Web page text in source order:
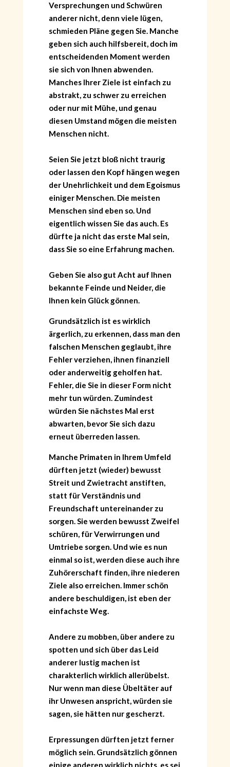
Versprechungen und Schwüren
anderer nicht, denn viele lügen,
schmieden Pläne gegen Sie. Manche
geben sich auch hilfsbereit, doch im
entscheidenden Moment werden
sie sich von Ihnen abwenden.
Manches Ihrer Ziele ist einfach zu
abstrakt, zu schwer zu erreichen
oder nur mit Mühe, und genau
diesen Umstand mögen die meisten
Menschen nicht.
Seien Sie jetzt bloß nicht traurig
oder lassen den Kopf hängen wegen
der Unehrlichkeit und dem Egoismus
einiger Menschen. Die meisten
Menschen sind eben so. Und
eigentlich wissen Sie das auch. Es
dürfte ja nicht das erste Mal sein,
dass Sie so eine Erfahrung machen.
Geben Sie also gut Acht auf Ihnen
bekannte Feinde und Neider, die
Ihnen kein Glück gönnen.
Grundsätzlich ist es wirklich
ärgerlich, zu erkennen, dass man den
falschen Menschen geglaubt, ihre
Fehler verziehen, ihnen finanziell
oder anderweitig geholfen hat.
Fehler, die Sie in dieser Form nicht
mehr tun würden. Zumindest
würden Sie nächstes Mal erst
abwarten, bevor Sie sich dazu
erneut überreden lassen.
Manche Primaten in Ihrem Umfeld
dürften jetzt (wieder) bewusst
Streit und Zwietracht anstiften,
statt für Verständnis und
Freundschaft untereinander zu
sorgen. Sie werden bewusst Zweifel
schüren, für Verwirrungen und
Umtriebe sorgen. Und wie es nun
einmal so ist, werden diese auch ihre
Zuhörerschaft finden, ihre niederen
Ziele also erreichen. Immer schön
andere beschuldigen, ist eben der
einfachste Weg.
Andere zu mobben, über andere zu
spotten und sich über das Leid
anderer lustig machen ist
charakterlich wirklich allerübelst.
Nur wenn man diese Übeltäter auf
ihr Unwesen anspricht, würden sie
sagen, sie hätten nur gescherzt.
Erpressungen dürften jetzt ferner
möglich sein. Grundsätzlich gönnen
einige anderen wirklich nichts, es sei